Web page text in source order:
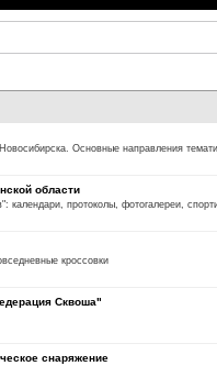
Основные направления
области
протоколы, фотогалереи,
кроссовки
Сквоша"
снаряжение